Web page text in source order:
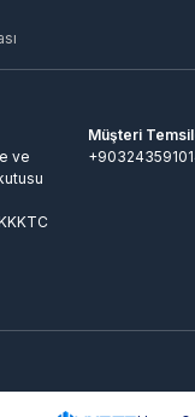
ve
Müşteri